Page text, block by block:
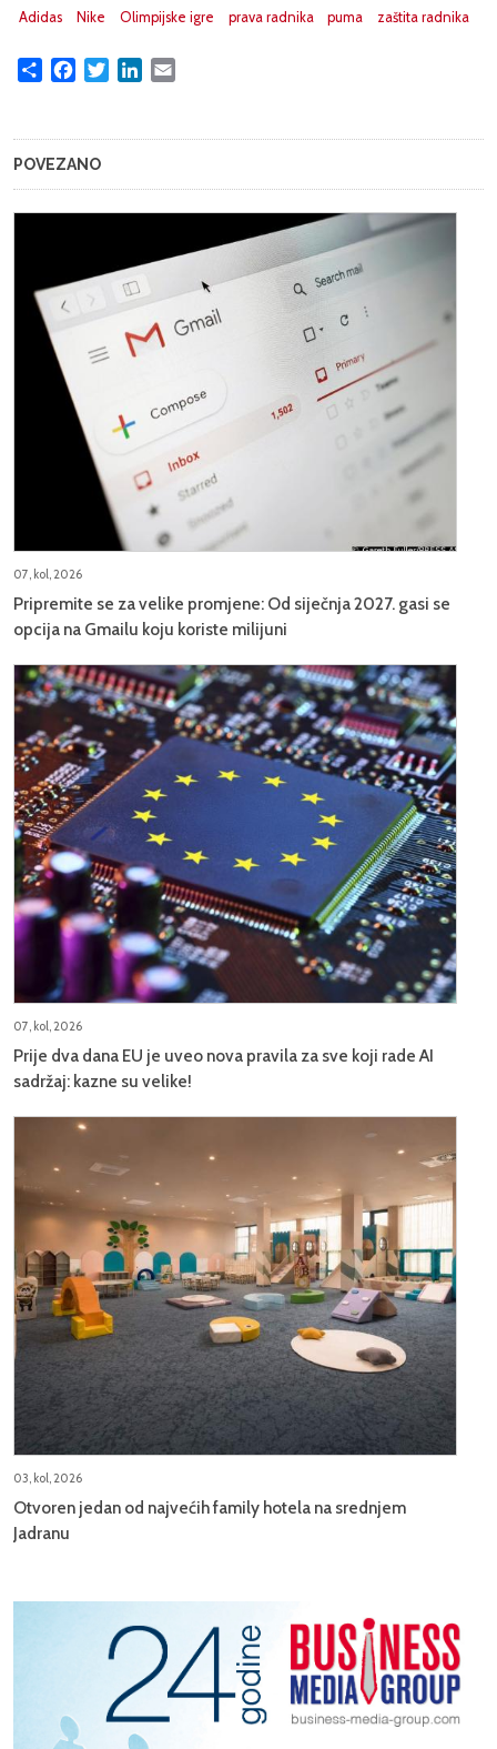
Adidas
Nike Olimpijske igre prava radnika puma zaštita radnika
Share FacebookTwitterLinkedIn
POVEZANO
07, kol, 2026
Pripremite se za velike promjene: Od siječnja 2027. gasi se
opcija na Gmailu koju koriste milijuni
07, kol, 2026
Prije dva dana EU je uveo nova pravila za sve koji rade AI
sadržaj: kazne su velike!
03, kol, 2026
Otvoren jedan od najvećih family hotela na srednjem
Jadranu